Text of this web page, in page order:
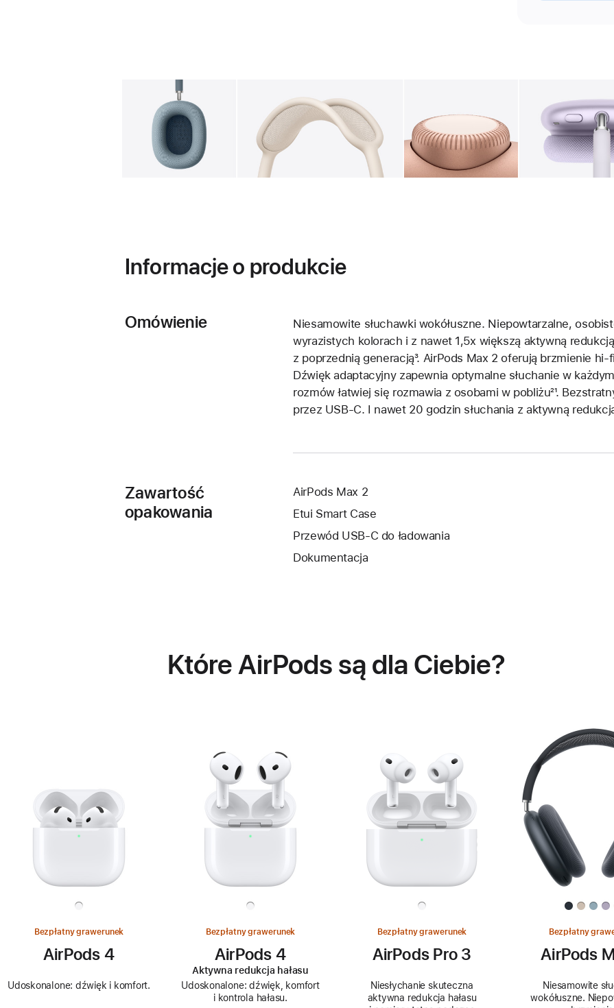
Galeria 1 Galeria Obraz Galeria Obraz
Informacje o produkcie
Omówienie
Niesamowite słuchawki wokółuszne. Niepowtarzalne,
wyrazistych kolorach i z nawet 1,5x większą aktywną
z poprzednią generacjąPrzypis
³. AirPods Max 2 oferują brzmienie
Dźwięk adaptacyjny zapewnia optymalne słuchanie w
rozmów łatwiej się rozmawia z osobami w pobliżuPrzypis
²¹.
przez USB-C. I nawet 20 godzin słuchania z aktywną
Zawartość
opakowania
AirPods Max 2
Etui Smart Case
Przewód USB‑C do ładowania
Dokumentacja
Które AirPods są dla Ciebie?
Bezpłatny grawerunek
AirPods 4
Udoskonalone: dźwięk i komfort.
Bezpłatny grawerunek
AirPods 4
Aktywna redukcja hałasu
Udoskonalone: dźwięk, komfort
i kontrola hałasu.
Bezpłatny grawerunek
AirPods Pro 3
Niesłychanie skuteczna
aktywna redukcja hałasu
Bezpłatny
AirPods
Niesamowite
wokółuszne.